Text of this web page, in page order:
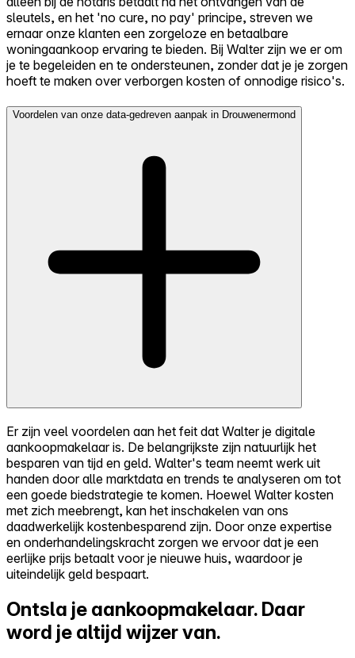
sleutels, en het 'no cure, no pay' principe, streven we
ernaar onze klanten een zorgeloze en betaalbare
woningaankoop ervaring te bieden. Bij Walter zijn we er om
je te begeleiden en te ondersteunen, zonder dat je je zorgen
hoeft te maken over verborgen kosten of onnodige risico's.
Voordelen van onze data-gedreven aanpak in Drouwenermond
Er zijn veel voordelen aan het feit dat Walter je digitale
aankoopmakelaar is. De belangrijkste zijn natuurlijk het
besparen van tijd en geld. Walter's team neemt werk uit
handen door alle marktdata en trends te analyseren om tot
een goede biedstrategie te komen. Hoewel Walter kosten
met zich meebrengt, kan het inschakelen van ons
daadwerkelijk kostenbesparend zijn. Door onze expertise
en onderhandelingskracht zorgen we ervoor dat je een
eerlijke prijs betaalt voor je nieuwe huis, waardoor je
uiteindelijk geld bespaart.
Ontsla je aankoopmakelaar. Daar
word je altijd wijzer van.